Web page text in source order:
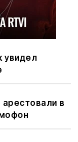
увидел
арестовали в